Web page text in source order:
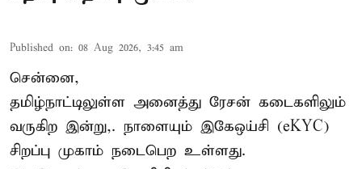
Published on: 08 Aug 2026, 3:45 am
சென்னை,
தமிழ்நாட்டிலுள்ள அனைத்து ரேசன் கடைகளிலும்
வருகிற இன்று,. நாளையும் இகேஒய்சி (eKYC)
சிறப்பு முகாம் நடைபெற உள்ளது.